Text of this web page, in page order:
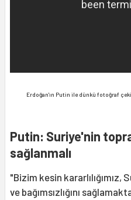
Erdoğan'ın Putin ile dünkü fotoğraf
Putin: Suriye'nin
sağlanmalı
"Bizim kesin
ve bağımsızlığını